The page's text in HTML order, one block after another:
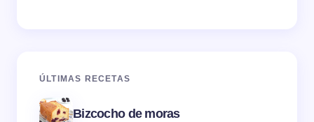
ÚLTIMAS RECETAS
Bizcocho de moras